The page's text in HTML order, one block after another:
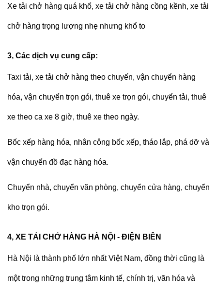
Xe tải chở hàng quá khổ, xe tải chở hàng cồng kềnh, xe tải
chở hàng trọng lượng nhẹ nhưng khổ to
3, Các dịch vụ cung cấp:
Taxi tải, xe tải chở hàng theo chuyến, vận chuyển hàng
hóa, vận chuyển trọn gói, thuê xe trọn gói, chuyển tải, thuê
xe theo ca xe 8 giờ, thuê xe theo ngày.
Bốc xếp hàng hóa, nhân công bốc xếp, tháo lắp, phá dỡ và
vận chuyển đồ đạc hàng hóa.
Chuyển nhà, chuyển văn phòng, chuyển cửa hàng, chuyển
kho trọn gói.
4, XE TẢI CHỞ HÀNG HÀ NỘI - ĐIỆN BIÊN
Hà Nội là thành phố lớn nhất Việt Nam, đồng thời cũng là
một trong những trung tâm kinh tế, chính trị, văn hóa và